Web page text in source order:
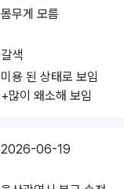
몸무게 모름
갈색
미용 된 상태로 보임
+많이 왜소해 보임
2026-06-19